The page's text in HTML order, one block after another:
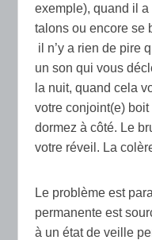
exemple), quand il
talons ou encore se
il n’y a rien de pire
un son qui vous
la nuit, quand cela
votre conjoint(e) boit
dormez à côté. Le
votre réveil. La
Le problème est
permanente est
à un état de veille